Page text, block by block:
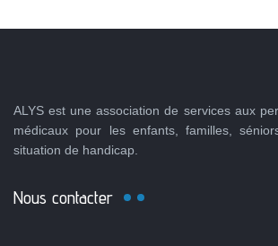
ALYS est une association de services aux
médicaux pour les enfants, familles,
situation de handicap.
Nous contacter